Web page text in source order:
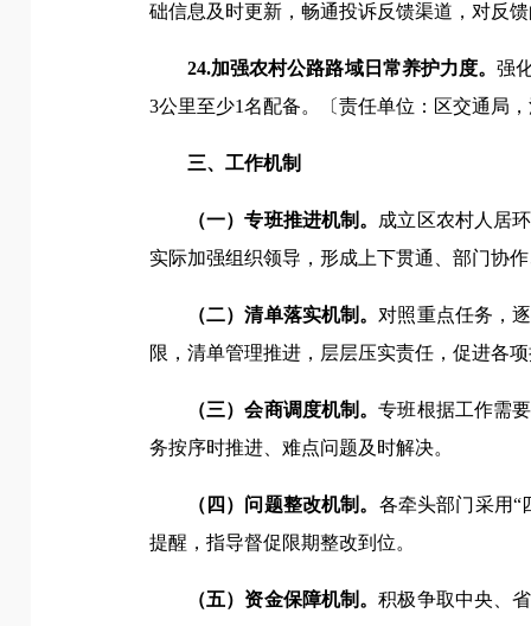
础信息及时更新，畅通投诉反馈渠道，对反
24.加强农村公路路域日常养护力度。强
3公里至少1名配备。〔责任单位：区交通局
三、工作机制
（一）专班推进机制。 成立区农村人居
实际加强组织领导，形成上下贯通、部门协
（二）清单落实机制。 对照重点任务，
限，清单管理推进，层层压实责任，促进各
（三）会商调度机制。专班根据工作需
务按序时推进、难点问题及时解决。
（四）问题整改机制。 各牵头部门采用“
提醒，指导督促限期整改到位。
（五）资金保障机制。积极争取中央、